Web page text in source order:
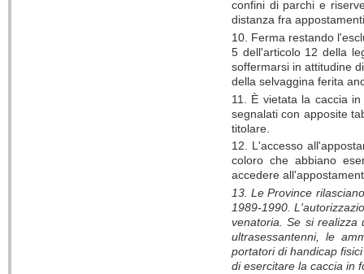
confini di parchi e
distanza fra
10. Ferma restando
5 dell'articolo 12 della
soffermarsi in attitudine
della selvaggina ferita
11. È vietata la caccia
segnalati con apposite
titolare.
12. L'accesso
coloro che abbiano
accedere
13. Le Province
1989-1990.
venatoria. Se si realizza
ultrasessantenni, le
portatori di handicap
di esercitare la caccia in